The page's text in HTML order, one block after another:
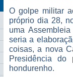
O golpe militar
próprio dia 28,
uma
seria a
coisas, a nova
Presidência do
hondurenho.